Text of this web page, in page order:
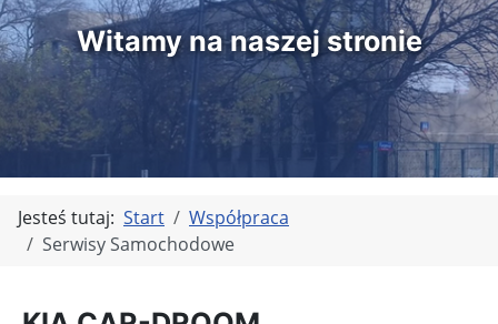
Witamy na naszej stronie
Jesteś tutaj: Start
Współpraca
Serwisy Samochodowe